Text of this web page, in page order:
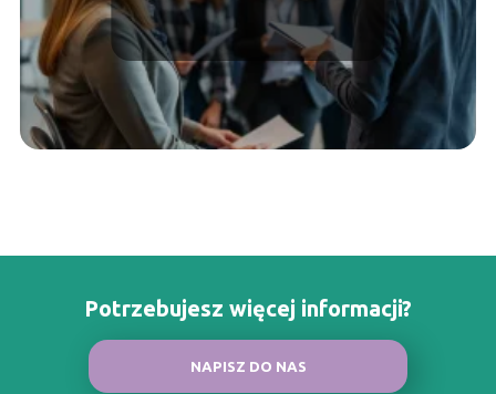
odmówić?
Potrzebujesz więcej informacji?
NAPISZ DO NAS